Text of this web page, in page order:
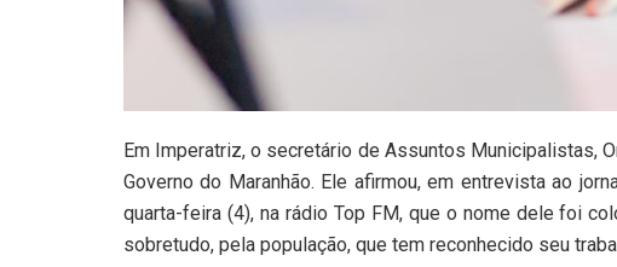
Em Imperatriz, o secretário de Assuntos Municipalistas,
Governo do Maranhão. Ele afirmou, em entrevista ao
quarta-feira (4), na rádio Top FM, que o nome dele foi
sobretudo, pela população, que tem reconhecido seu